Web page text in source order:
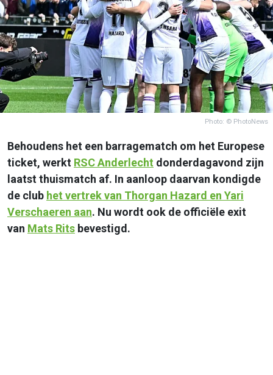
Photo: © PhotoNews
Behoudens het een barragematch om het Europese
ticket, werkt RSCAnderlecht donderdagavond zijn
laatst thuismatch af. In aanloop daarvan kondigde
de club het vertrek van Thorgan Hazard en Yari
Verschaeren aan. Nu wordt ook de officiële exit
van Mats Rits bevestigd.